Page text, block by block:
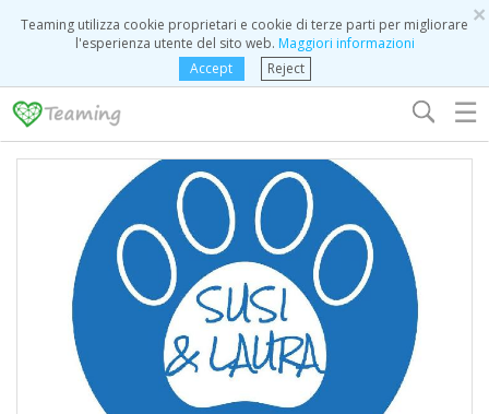
×
Teaming utilizza cookie proprietari e cookie di terze parti per migliorare
l'esperienza utente del sito web. Maggiori informazioni
Accept
Reject
☰